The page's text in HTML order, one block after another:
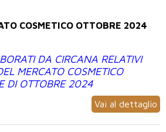
COSMETICO OTTOBRE 2024
DA CIRCANA RELATIVI
MERCATO COSMETICO
DI OTTOBRE 2024
Vai al dettaglio